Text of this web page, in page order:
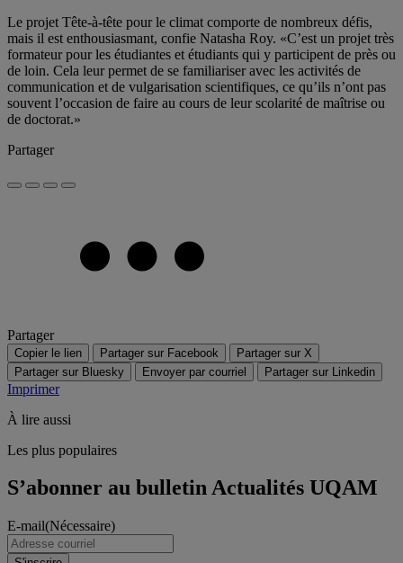
Le projet Tête-à-tête pour le climat comporte de nombreux défis,
mais il est enthousiasmant, confie Natasha Roy. «C’est un projet très
formateur pour les étudiantes et étudiants qui y participent de près ou
de loin. Cela leur permet de se familiariser avec les activités de
communication et de vulgarisation scientifiques, ce qu’ils n’ont pas
souvent l’occasion de faire au cours de leur scolarité de maîtrise ou
de doctorat.»
Partager
Partager
Copier le lien Partager sur Facebook
Partager sur X
Partager sur Bluesky
Envoyer par courriel Partager sur Linkedin
Imprimer
À lire aussi
Les plus populaires
S’abonner au bulletin Actualités UQAM
E-mail(Nécessaire)